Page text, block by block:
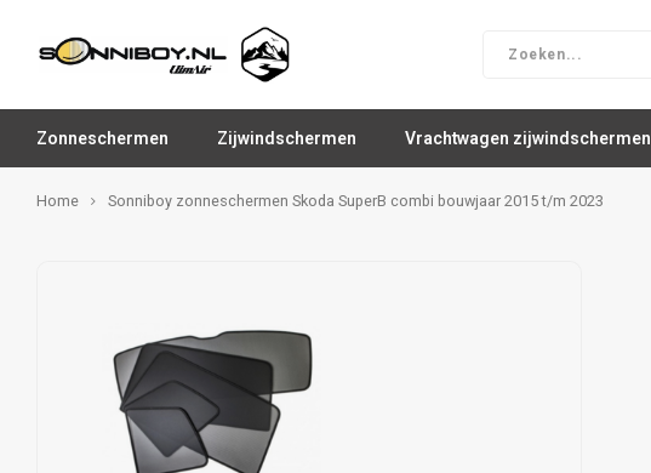
Zonneschermen Zijwindschermen Vrachtwagen zijwindschermen
Home Sonniboy zonneschermen Skoda SuperB combi bouwjaar 2015 t/m 2023